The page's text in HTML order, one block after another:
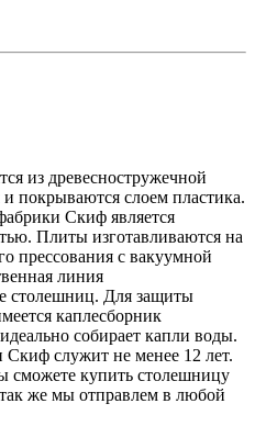
из древесностружечной
покрываются слоем пластика.
Скиф является
Плиты изготавливаются на
прессования с вакуумной
линия
столешниц. Для защиты
каплесборник
собирает капли воды.
служит не менее 12 лет.
сможете купить столешницу
же мы отправлем в любой